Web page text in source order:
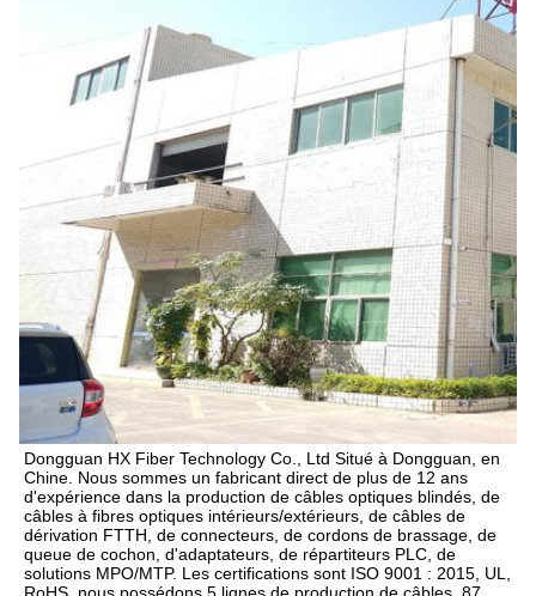
Dongguan HX Fiber Technology Co., Ltd Situé à Dongguan, en
Chine. Nous sommes un fabricant direct de plus de 12 ans
d'expérience dans la production de câbles optiques blindés, de
câbles à fibres optiques intérieurs/extérieurs, de câbles de
dérivation FTTH, de connecteurs, de cordons de brassage, de
queue de cochon, d'adaptateurs, de répartiteurs PLC, de
solutions MPO/MTP. Les certifications sont ISO 9001 : 2015, UL,